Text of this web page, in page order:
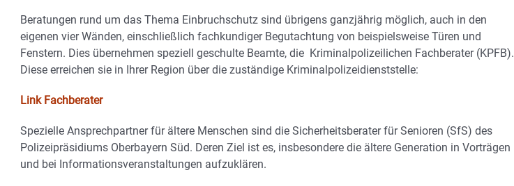
Beratungen rund um das Thema Einbruchschutz sind übrigens ganzjährig möglich, auch in den
eigenen vier Wänden, einschließlich fachkundiger Begutachtung von beispielsweise Türen und
Fenstern. Dies übernehmen speziell geschulte Beamte, die Kriminalpolizeilichen Fachberater (KPFB).
Diese erreichen sie in Ihrer Region über die zuständige Kriminalpolizeidienststelle:
Link Fachberater
Spezielle Ansprechpartner für ältere Menschen sind die Sicherheitsberater für Senioren (SfS) des
Polizeipräsidiums Oberbayern Süd. Deren Ziel ist es, insbesondere die ältere Generation in Vorträgen
und bei Informationsveranstaltungen aufzuklären.